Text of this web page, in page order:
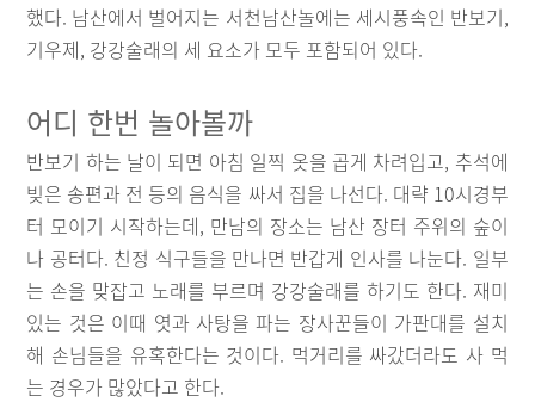
했다. 남산에서 벌어지는 서천남산놀에는 세시풍속인 반보기,
기우제, 강강술래의 세 요소가 모두 포함되어 있다.
어디 한번 놀아볼까
반보기 하는 날이 되면 아침 일찍 옷을 곱게 차려입고, 추석에
빚은 송편과 전 등의 음식을 싸서 집을 나선다. 대략 10시경부
터 모이기 시작하는데, 만남의 장소는 남산 장터 주위의 숲이
나 공터다. 친정 식구들을 만나면 반갑게 인사를 나눈다. 일부
는 손을 맞잡고 노래를 부르며 강강술래를 하기도 한다. 재미
있는 것은 이때 엿과 사탕을 파는 장사꾼들이 가판대를 설치
해 손님들을 유혹한다는 것이다. 먹거리를 싸갔더라도 사 먹
는 경우가 많았다고 한다.